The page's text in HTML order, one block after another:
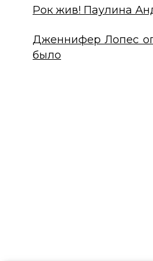
Рок жив! Паулина
Дженнифер Лопес
было